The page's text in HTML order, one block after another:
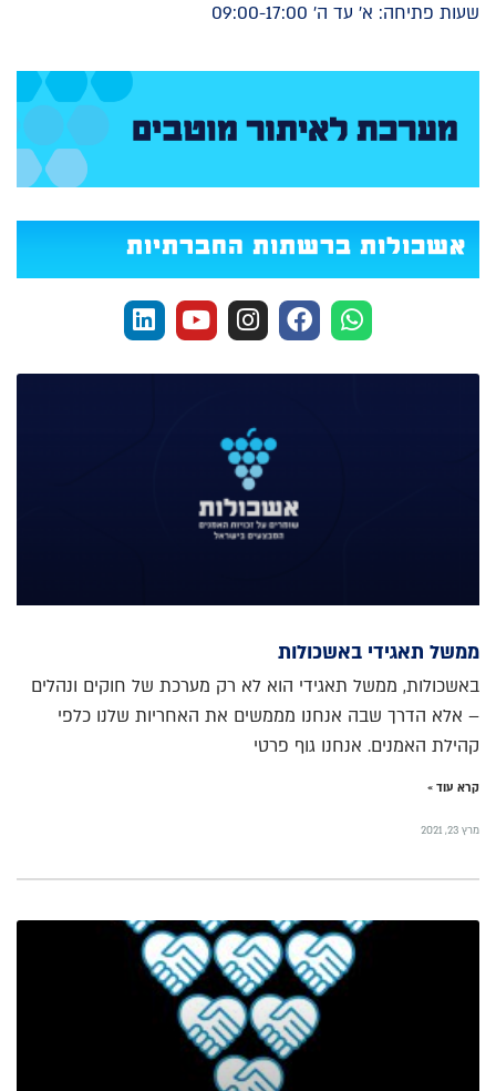
שעות פתיחה: א' עד ה' 09:00-17:00
אשכולות ברשתות החברתיות
ממשל תאגידי באשכולות
באשכולות, ממשל תאגידי הוא לא רק מערכת של חוקים ונהלים
– אלא הדרך שבה אנחנו מממשים את האחריות שלנו כלפי
קהילת האמנים. אנחנו גוף פרטי
קרא עוד »
מרץ 23, 2021